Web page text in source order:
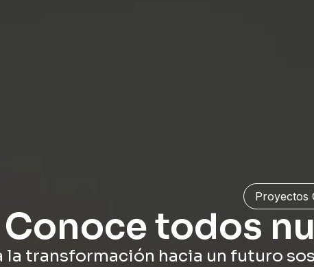
Proyectos
Conoce todos
la transformación hacia un futuro